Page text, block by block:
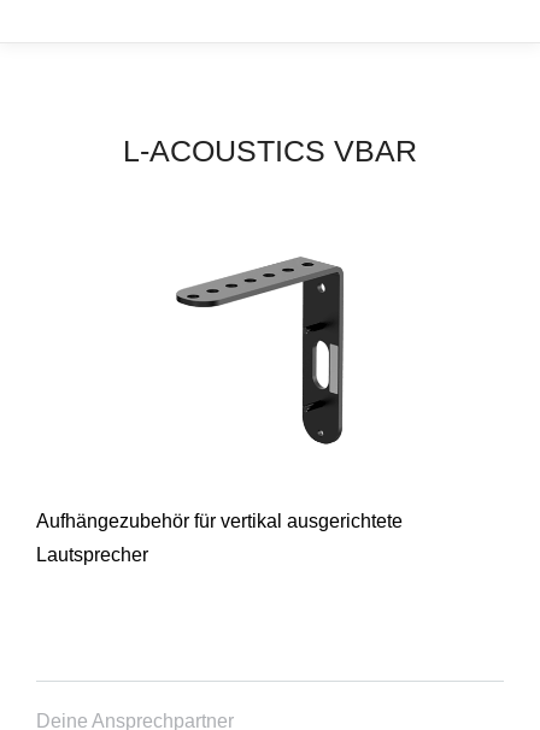
L-ACOUSTICS VBAR
Aufhängezubehör für vertikal ausgerichtete
Lautsprecher
Deine Ansprechpartner